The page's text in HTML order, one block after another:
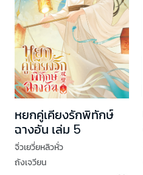
หยกคู่เคียงรักพิทักษ์
ฉางอัน เล่ม 5
จิ่วเยวี่ยหลิวหั่ว
ถังเจวียน